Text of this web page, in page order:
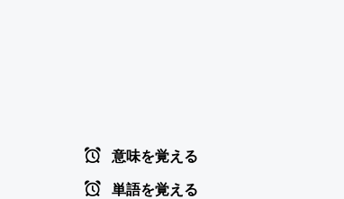
意味を覚える
単語を覚える